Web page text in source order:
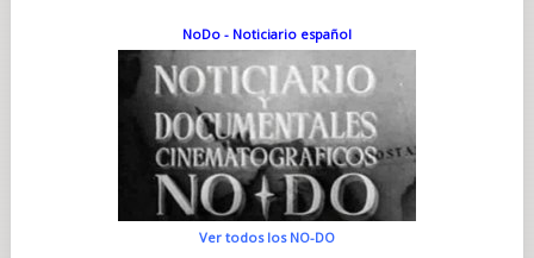
NoDo - Noticiario español
Ver todos los NO-DO